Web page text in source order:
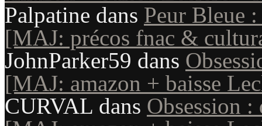
Palpatine dans Peur Bleue
[MAJ: précos fnac &
JohnParker59 dans
[MAJ: amazon + baisse
CURVAL dans Obsession :